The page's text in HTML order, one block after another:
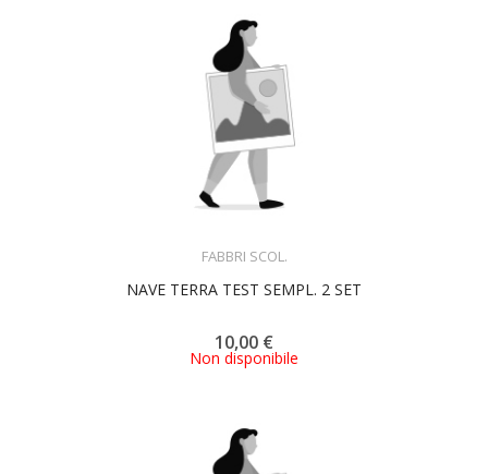
FABBRI SCOL.
NAVE TERRA TEST SEMPL. 2 SET
10,00 €
Non disponibile